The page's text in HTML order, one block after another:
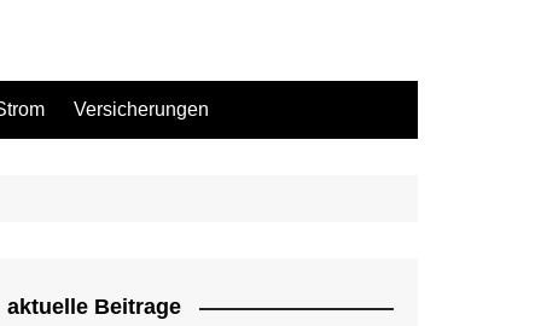
Versicherungen
aktuelle Beitrage